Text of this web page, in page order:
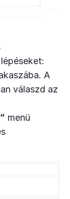
A
válaszd az
menü